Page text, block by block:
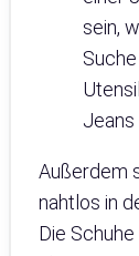
sein,
Jeans
Außerdem
nahtlos in
Die